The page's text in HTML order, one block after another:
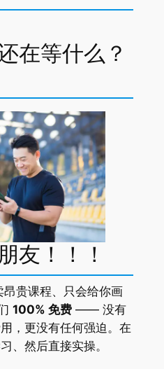
在等什么？
友！！！
贵课程、只会给你画
100% 免费—— 没有
，更没有任何强迫。在
、然后直接实操。